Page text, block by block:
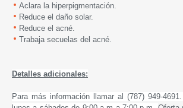
Aclara la hiperpigmentación.
Reduce el daño solar.
Reduce el acné.
Trabaja secuelas del acné.
Detalles adicionales:
Para más información llamar al (787) 949-